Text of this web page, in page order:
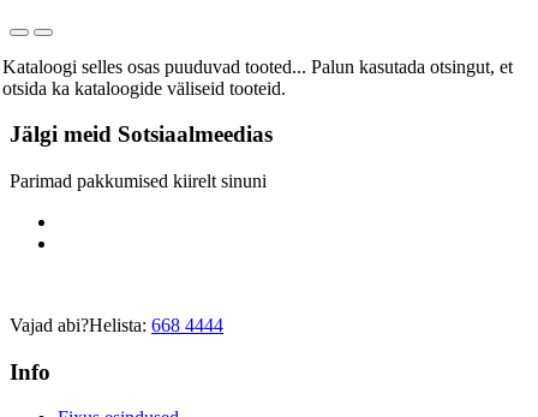
Kataloogi selles osas puuduvad tooted... Palun kasutada otsingut, et
otsida ka kataloogide väliseid tooteid.
Jälgi meid Sotsiaalmeedias
Parimad pakkumised kiirelt sinuni
Vajad abi?Helista: 668 4444
Info